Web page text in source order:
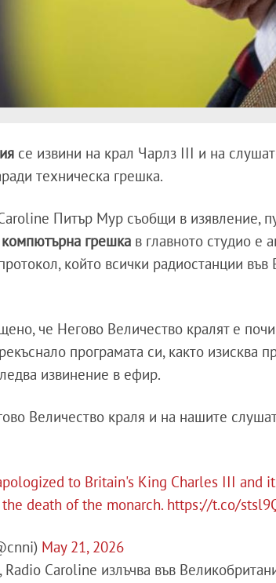
се извини на крал Чарлз III и на
техническа грешка.
Питър Мур съобщи в изявление,
компютърна грешка в главното студио е
който всички радиостанции
че Негово Величество кралят е
програмата си, както изисква
извинение в ефир.
Величество краля и на нашите
to Britain's King Charles III and
death of the monarch. https://t.co/
May 21, 2026
Caroline излъчва във